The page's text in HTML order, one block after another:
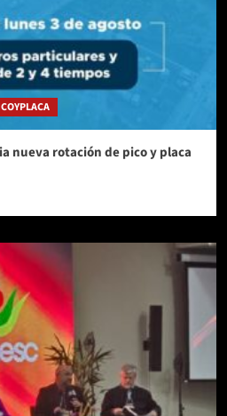
nueva rotación de pico y placa